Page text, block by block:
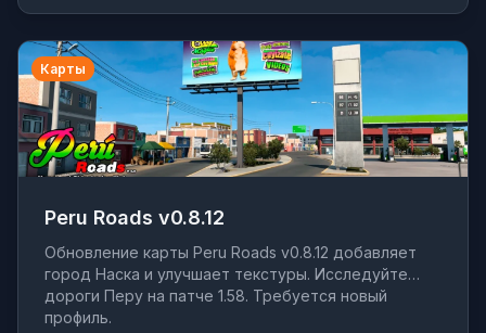
Карты
Peru Roads v0.8.12
Обновление карты Peru Roads v0.8.12 добавляет
город Наска и улучшает текстуры. Исследуйте
дороги Перу на патче 1.58. Требуется новый
профиль.